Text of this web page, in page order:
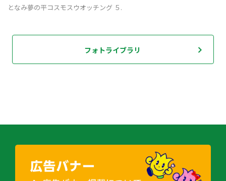
となみ夢の平コスモスウオッチング ５.
フォトライブラリ